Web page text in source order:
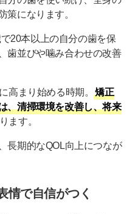
策になります。
20本以上の自分の歯を保
歯並びや噛み合わせの改善
高まり始める時期。
矯正
、清掃環境を改善し、将来
ます。
長期的なQOL向上につなが
情で自信がつく